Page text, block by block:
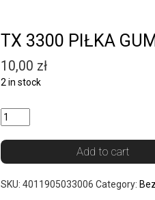
TX 3300 PIŁKA
10,00 zł
2 in stock
Add to cart
SKU: 4011905033006 Category: